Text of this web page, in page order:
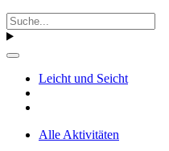
Leicht und Seicht
Alle Aktivitäten